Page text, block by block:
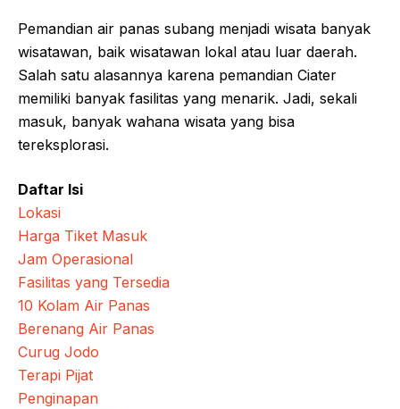
Pemandian air panas subang menjadi wisata banyak
wisatawan, baik wisatawan lokal atau luar daerah.
Salah satu alasannya karena pemandian Ciater
memiliki banyak fasilitas yang menarik. Jadi, sekali
masuk, banyak wahana wisata yang bisa
tereksplorasi.
Daftar Isi
Lokasi
Harga Tiket Masuk
Jam Operasional
Fasilitas yang Tersedia
10 Kolam Air Panas
Berenang Air Panas
Curug Jodo
Terapi Pijat
Penginapan